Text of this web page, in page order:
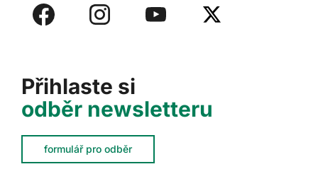
Přihlaste si
odběr newsletteru
formulář pro odběr